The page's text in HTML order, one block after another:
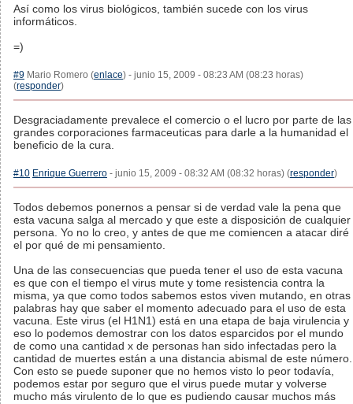
Así como los virus biológicos, también sucede con los virus
informáticos.
=)
#9 Mario Romero (enlace) - junio 15, 2009 - 08:23 AM (08:23 horas)
(responder)
Desgraciadamente prevalece el comercio o el lucro por parte de las
grandes corporaciones farmaceuticas para darle a la humanidad el
beneficio de la cura.
#10 Enrique Guerrero - junio 15, 2009 - 08:32 AM (08:32 horas) (responder)
Todos debemos ponernos a pensar si de verdad vale la pena que
esta vacuna salga al mercado y que este a disposición de cualquier
persona. Yo no lo creo, y antes de que me comiencen a atacar diré
el por qué de mi pensamiento.
Una de las consecuencias que pueda tener el uso de esta vacuna
es que con el tiempo el virus mute y tome resistencia contra la
misma, ya que como todos sabemos estos viven mutando, en otras
palabras hay que saber el momento adecuado para el uso de esta
vacuna. Este virus (el H1N1) está en una etapa de baja virulencia y
eso lo podemos demostrar con los datos esparcidos por el mundo
de como una cantidad x de personas han sido infectadas pero la
cantidad de muertes están a una distancia abismal de este número.
Con esto se puede suponer que no hemos visto lo peor todavía,
podemos estar por seguro que el virus puede mutar y volverse
mucho más virulento de lo que es pudiendo causar muchos más